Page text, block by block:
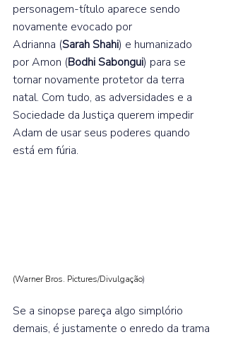
personagem-título aparece sendo
novamente evocado por
Adrianna (Sarah Shahi) e humanizado
por Amon (Bodhi Sabongui) para se
tornar novamente protetor da terra
natal. Com tudo, as adversidades e a
Sociedade da Justiça querem impedir
Adam de usar seus poderes quando
está em fúria.
(Warner Bros. Pictures/Divulgação)
Se a sinopse pareça algo simplório
demais, é justamente o enredo da trama